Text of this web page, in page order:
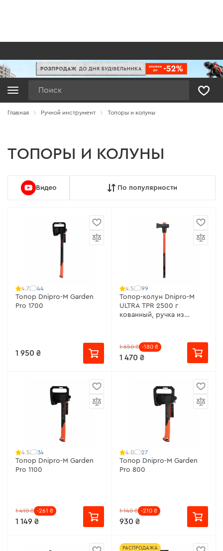
Главная Ручной инструмент Топоры и колуны
ТОПОРЫ И КОЛУНЫ
Видео По популярности
4.7 44
Топор Dnipro-M Garden
Pro 1700
1 950 ₴
4.5 99
Топор-колун Dnipro-M
ULTRA TPR 2500 г
кованный, ручка из
1 650 ₴ -180 ₴
1 470 ₴
4.5 34
Топор Dnipro-M Garden
Pro 1100
1 410 ₴ -261 ₴
1 149 ₴
4.0 27
Топор Dnipro-M Garden
Pro 800
1 140 ₴ -210 ₴
930 ₴
РАСПРОДАЖА